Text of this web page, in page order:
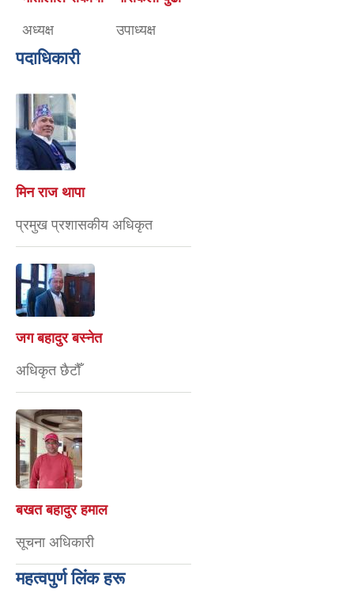
अध्यक्ष उपाध्यक्ष
पदाधिकारी
मिन राज थापा
प्रमुख प्रशासकीय अधिकृत
जग बहादुर बस्नेत
अधिकृत छैटौँ
बखत बहादुर हमाल
सूचना अधिकारी
महत्वपुर्ण लिंक हरू